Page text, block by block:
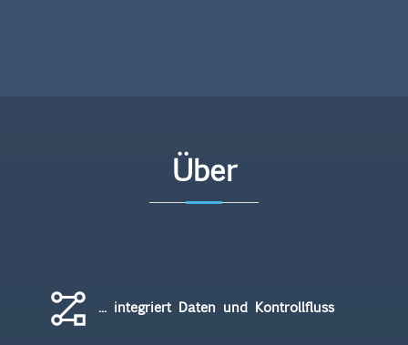
Über
... integriert Daten und Kontrollfluss